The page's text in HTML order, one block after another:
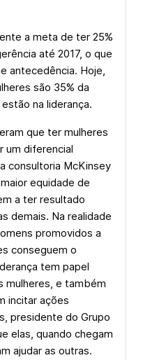
a meta de ter 25%
até 2017, o que
antecedência. Hoje,
são 35% da
na liderança.
que ter mulheres
um diferencial
consultoria McKinsey
equidade de
a ter resultado
demais. Na realidade
promovidos a
conseguem o
tem papel
mulheres, e também
incitar ações
presidente do Grupo
elas, quando chegam
ajudar as outras.